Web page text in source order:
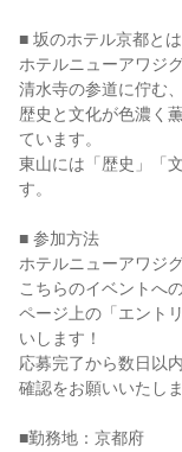
■ 坂のホテル京都とは
ホテルニューアワジ
清水寺の参道に佇む
歴史と文化が色濃く
ています。
東山には「歴史」「
す。
■ 参加方法
ホテルニューアワジ
こちらのイベントへ
ページ上の「エント
いします！
応募完了から数日以
確認をお願いいたしま
■勤務地：京都府